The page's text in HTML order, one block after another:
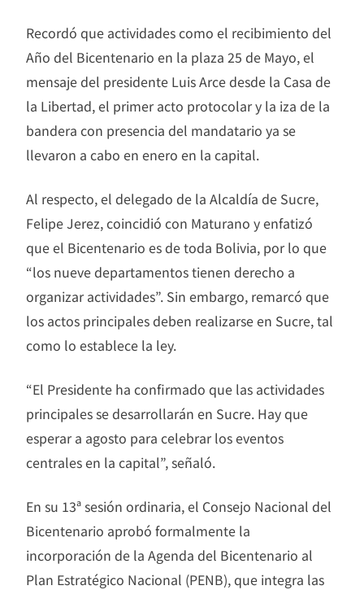
Recordó que actividades como el recibimiento del
Año del Bicentenario en la plaza 25 de Mayo, el
mensaje del presidente Luis Arce desde la Casa de
la Libertad, el primer acto protocolar y la iza de la
bandera con presencia del mandatario ya se
llevaron a cabo en enero en la capital.
Al respecto, el delegado de la Alcaldía de Sucre,
Felipe Jerez, coincidió con Maturano y enfatizó
que el Bicentenario es de toda Bolivia, por lo que
“los nueve departamentos tienen derecho a
organizar actividades”. Sin embargo, remarcó que
los actos principales deben realizarse en Sucre, tal
como lo establece la ley.
“El Presidente ha confirmado que las actividades
principales se desarrollarán en Sucre. Hay que
esperar a agosto para celebrar los eventos
centrales en la capital”, señaló.
En su 13ª sesión ordinaria, el Consejo Nacional del
Bicentenario aprobó formalmente la
incorporación de la Agenda del Bicentenario al
Plan Estratégico Nacional (PENB), que integra las